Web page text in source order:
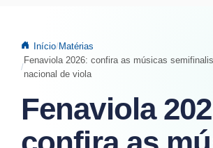
Início Matérias
Fenaviola 2026: confira as músicas
nacional de viola
Fenaviola